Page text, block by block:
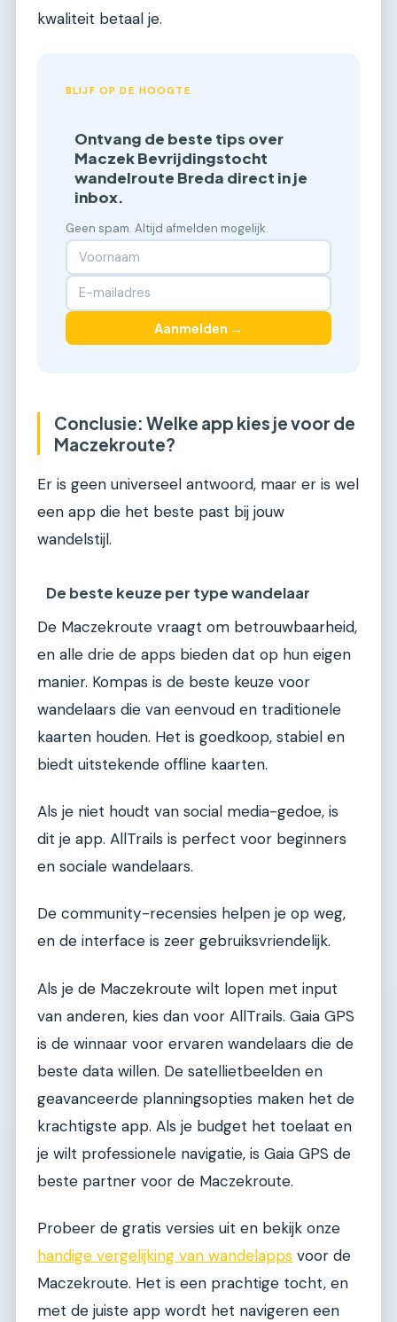
kwaliteit betaal je.
BLIJF OP DE HOOGTE
Ontvang de beste tips over
Maczek Bevrijdingstocht
wandelroute Breda direct in je
inbox.
Geen spam. Altijd afmelden mogelijk.
Aanmelden →
Conclusie: Welke app kies je voor de
Maczekroute?
Er is geen universeel antwoord, maar er is wel
een app die het beste past bij jouw
wandelstijl.
De beste keuze per type wandelaar
De Maczekroute vraagt om betrouwbaarheid,
en alle drie de apps bieden dat op hun eigen
manier. Kompas is de beste keuze voor
wandelaars die van eenvoud en traditionele
kaarten houden. Het is goedkoop, stabiel en
biedt uitstekende offline kaarten.
Als je niet houdt van social media-gedoe, is
dit je app. AllTrails is perfect voor beginners
en sociale wandelaars.
De community-recensies helpen je op weg,
en de interface is zeer gebruiksvriendelijk.
Als je de Maczekroute wilt lopen met input
van anderen, kies dan voor AllTrails. Gaia GPS
is de winnaar voor ervaren wandelaars die de
beste data willen. De satellietbeelden en
geavanceerde planningsopties maken het de
krachtigste app. Als je budget het toelaat en
je wilt professionele navigatie, is Gaia GPS de
beste partner voor de Maczekroute.
Probeer de gratis versies uit en bekijk onze
handige vergelijking van wandelapps voor de
Maczekroute. Het is een prachtige tocht, en
met de juiste app wordt het navigeren een